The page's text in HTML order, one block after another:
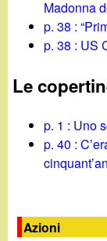
Madonna
p. 38 :
p. 38 : US
Le
p. 1 : Uno
p. 40 :
Azioni